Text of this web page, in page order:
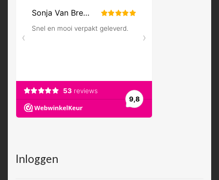
Inloggen